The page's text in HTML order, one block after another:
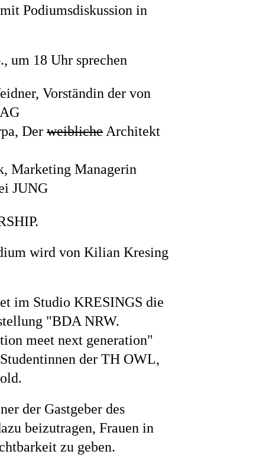
Podiumsdiskussion in
um 18 Uhr sprechen
Vorständin der von
DerweiblicheArchitekt
Marketing Managerin
JUNG
wird von Kilian Kresing
im Studio KRESINGS die
"BDA NRW.
meet next generation"
der TH OWL,
der Gastgeber des
beizutragen, Frauen in
zu geben.